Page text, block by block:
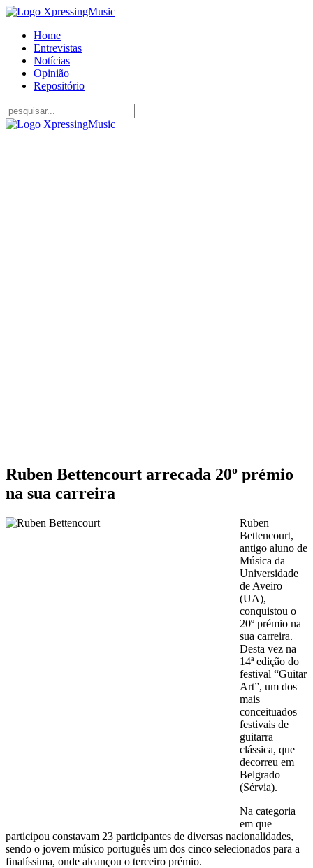
Home
Entrevistas
Notícias
Opinião
Repositório
Ruben Bettencourt arrecada 20º prémio
na sua carreira
Ruben
Bettencourt,
antigo aluno de
Música da
Universidade
de Aveiro
(UA),
conquistou o
20º prémio na
sua carreira.
Desta vez na
14ª edição do
festival “Guitar
Art”, um dos
mais
conceituados
festivais de
guitarra
clássica, que
decorreu em
Belgrado
(Sérvia).
Na categoria
em que
participou constavam 23 participantes de diversas nacionalidades,
sendo o jovem músico português um dos cinco selecionados para a
finalíssima, onde alcançou o terceiro prémio.